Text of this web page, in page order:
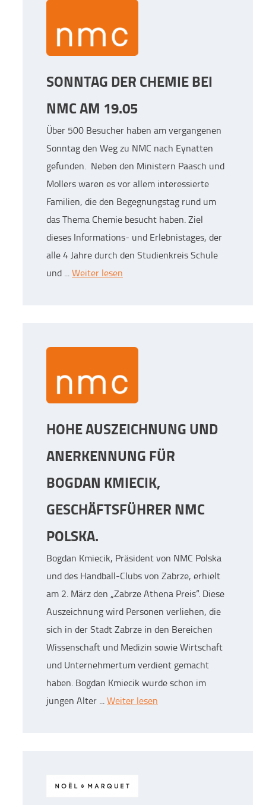
SONNTAG DER CHEMIE BEI
NMC AM 19.05
Über 500 Besucher haben am vergangenen
Sonntag den Weg zu NMC nach Eynatten
gefunden. Neben den Ministern Paasch und
Mollers waren es vor allem interessierte
Familien, die den Begegnungstag rund um
das Thema Chemie besucht haben. Ziel
dieses Informations- und Erlebnistages, der
alle 4 Jahre durch den Studienkreis Schule
und ...Weiter lesen
HOHE AUSZEICHNUNG UND
ANERKENNUNG FÜR
BOGDAN KMIECIK,
GESCHÄFTSFÜHRER NMC
POLSKA.
Bogdan Kmiecik, Präsident von NMC Polska
und des Handball-Clubs von Zabrze, erhielt
am 2. März den „Zabrze Athena Preis“. Diese
Auszeichnung wird Personen verliehen, die
sich in der Stadt Zabrze in den Bereichen
Wissenschaft und Medizin sowie Wirtschaft
und Unternehmertum verdient gemacht
haben. Bogdan Kmiecik wurde schon im
jungen Alter ...Weiter lesen